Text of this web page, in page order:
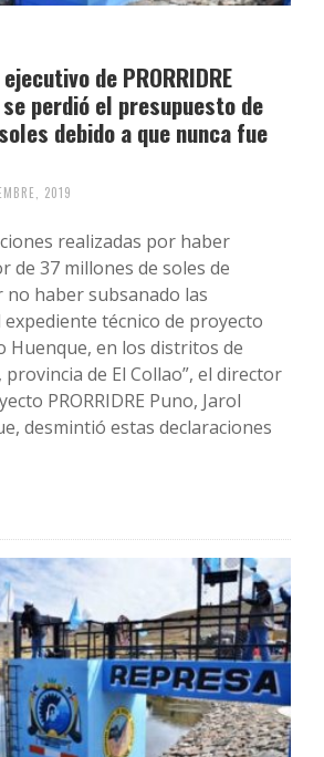
de PRORRIDRE
perdió el presupuesto de
debido a que nunca fue
2019
realizadas por haber
de 37 millones de soles de
haber subsanado las
técnico de proyecto
Huenque, en los distritos de
de El Collao”, el director
PRORRIDRE Puno, Jarol
desmintió estas declaraciones